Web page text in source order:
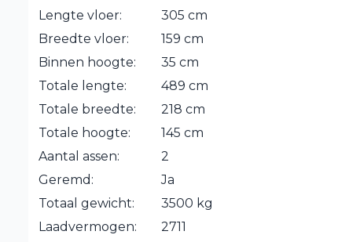
Lengte vloer:
305 cm
Breedte vloer:
159 cm
Binnen hoogte:
35 cm
Totale lengte:
489 cm
Totale breedte:
218 cm
Totale hoogte:
145 cm
Aantal assen:
2
Geremd:
Ja
Totaal gewicht:
3500 kg
Laadvermogen:
2711